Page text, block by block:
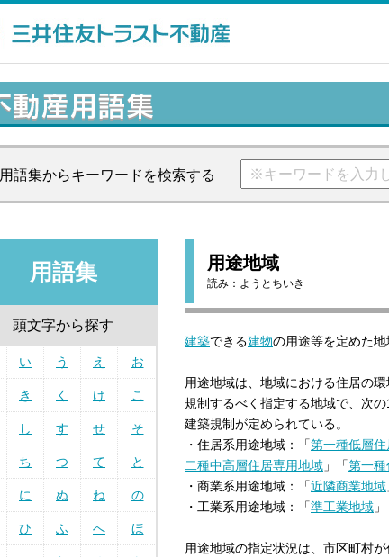
用語集からキーワードを検索する
用語集
頭文字から探す
い う え お
き く け こ
し す せ そ
ち つ て と
に ぬ ね の
ひ ふ へ ほ
用途地域
読み： ようとちいき
建築できる建物の用途等を定めた地
用途地域は、地域における住居の
規制するべく指定する地域で、次
建築規制が定められている。
・住居系用途地域：「第一種低層
二種中高層住居専用地域 」「第一
・商業系用途地域：「近隣商業地域
・工業系用途地域：「準工業地域
用途地域の指定状況は、市区町村